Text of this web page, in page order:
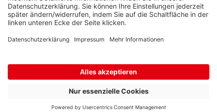
Barrierefreiheit Cookie-Einstellungen Widerrufsrecht
Nachnahmegebühren, wenn nicht anders beschrieben.
* Wir nutzen Trusted Shops als unabhängigen Dienstleister für die
Einholung von Bewertungen. Trusted Shops hat Maßnahmen
getroffen, um sicherzustellen, dass es sich um echte